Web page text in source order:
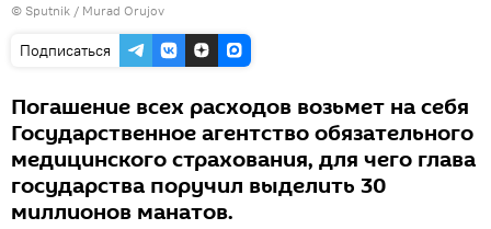
© Sputnik / Murad Orujov
Подписаться
Погашение всех расходов возьмет на себя
Государственное агентство обязательного
медицинского страхования, для чего глава
государства поручил выделить 30
миллионов манатов.